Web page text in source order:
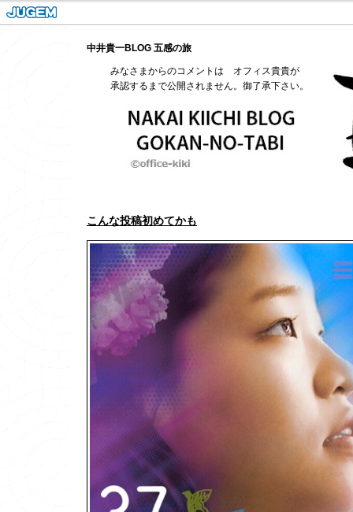
中井貴一BLOG 五感の旅
みなさまからのコメントは オフィス貴貴が
承認するまで公開されません。御了承下さい。
こんな投稿初めてかも